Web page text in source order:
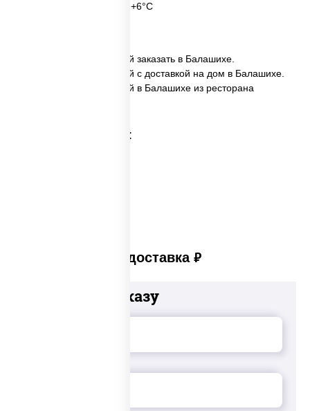
6 часов при t° от +2°C до +6°C
✅ Спайс ролл с креветкой заказать в Балашихе.
✅ Спайс ролл с креветкой с доставкой на дом в Балашихе.
✅ Спайс ролл с креветкой в Балашихе из ресторана
Категории товара:
Платная доставка руб
Добавьте к заказу